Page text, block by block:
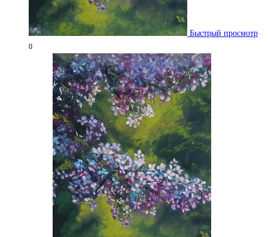
Быстрый просмотр
0